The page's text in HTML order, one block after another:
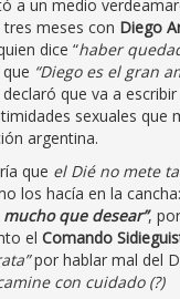
a un medio
meses con Diego
dice “haber
“Diego es el gran
que va a escribir
sexuales que
argentina.
que el Dié no mete
los hacía en la cancha:
que desear”,
el Comando
por hablar mal del
con cuidado (?)